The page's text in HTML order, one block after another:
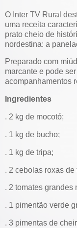
O Inter TV Rural
uma receita
prato cheio de
nordestina: a
Preparado com
marcante e pode
acompanhamentos
Ingredientes
. 2 kg de mocotó;
. 1 kg de bucho;
. 1 kg de tripa;
. 2 cebolas roxas
. 2 tomates grandes
. 1 pimentão verde
. 3 pimentas de